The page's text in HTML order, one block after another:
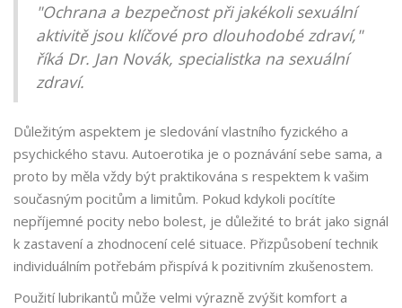
"Ochrana a bezpečnost při jakékoli sexuální
aktivitě jsou klíčové pro dlouhodobé zdraví,"
říká Dr. Jan Novák, specialistka na sexuální
zdraví.
Důležitým aspektem je sledování vlastního fyzického a
psychického stavu. Autoerotika je o poznávání sebe sama, a
proto by měla vždy být praktikována s respektem k vašim
současným pocitům a limitům. Pokud kdykoli pocítíte
nepříjemné pocity nebo bolest, je důležité to brát jako signál
k zastavení a zhodnocení celé situace. Přizpůsobení technik
individuálním potřebám přispívá k pozitivním zkušenostem.
Použití lubrikantů může velmi výrazně zvýšit komfort a